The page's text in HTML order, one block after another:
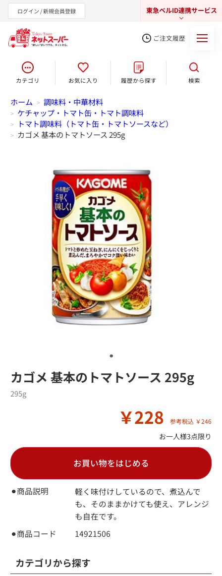
ログイン / 新規会員登録 東急ベルID連携サービス
東急オンラインショップ
ご注文履歴
カテゴリ お気に入り 履歴から探す 検索
ホーム > 調味料・中華材料
> ケチャップ・トマト缶・トマト調味料
> トマト調味料（トマト缶・トマトソースなど）
> カゴメ 基本のトマトソース 295g
カゴメ 基本のトマトソース 295g
⚫︎商品説明
軽く味付けしているので、煮込んで
も、そのままかけても使え、アレンジ
も自在です。
￥228 参考税込 ￥246
お一人様3点限り
⚫︎商品コード 14921506
295g
お買い物をはじめる
カテゴリから探す